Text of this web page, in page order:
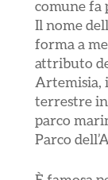
comune fa
Il nome
forma a
attributo
Artemisia,
terrestre
parco
Parco